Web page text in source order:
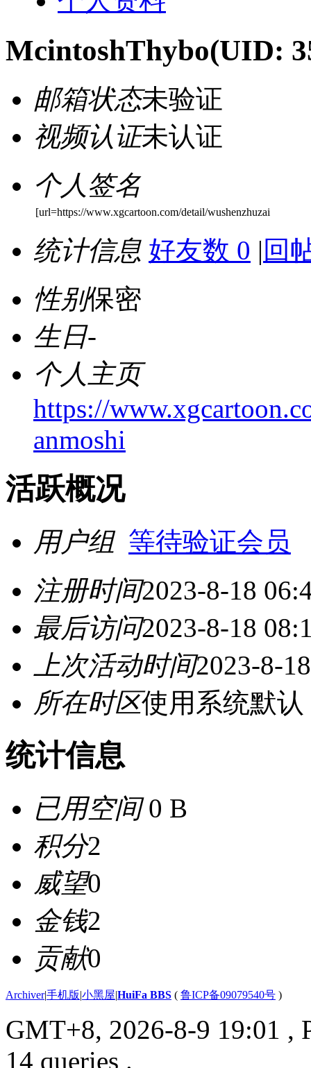
McintoshThybo(UID:
邮箱状态未验证
视频认证未认证
个人签名
[url=https://www.xgcartoon.com/detail/wushenzhuzai
统计信息 好友数 0 | 回
性别保密
生日-
个人主页
https://
anmoshi
活跃概况
用户组 等待验证会员
注册时间2023-8-18
最后访问2023-8-18
上次活动时间2023-8-
所在时区使用系统默认
统计信息
已用空间0 B
积分2
威望0
金钱2
贡献0
Archiver|手机版|小黑屋|HuiFa BBS ( 鲁ICP备09079540号 )
GMT+8, 2026-8-9 19:01 ,
14 queries .